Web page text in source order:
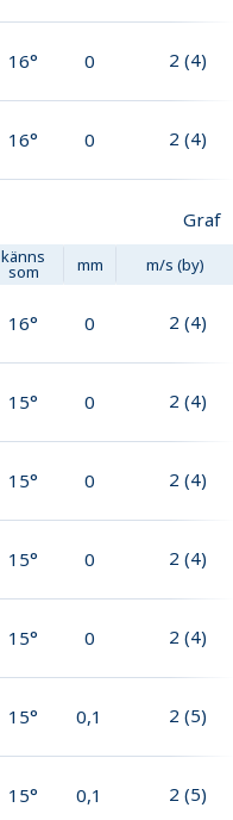
16° 0 2 (4)
16° 0 2 (4)
Graf
känns
som mm m/s (by)
16° 0 2 (4)
15° 0 2 (4)
15° 0 2 (4)
15° 0 2 (4)
15° 0 2 (4)
15° 0,1 2 (5)
15° 0,1 2 (5)